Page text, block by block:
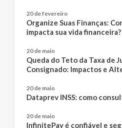
20 de fevereiro
Organize Suas Finanças:
impacta sua vida financeira?
20 de maio
Queda do Teto da Taxa de
Consignado: Impactos e
20 de maio
Dataprev INSS: como
20 de maio
InfinitePay é confiável e